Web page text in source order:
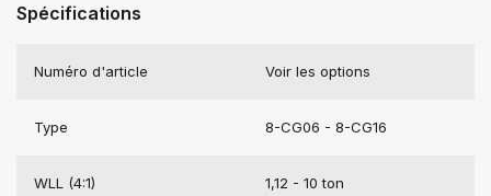
Spécifications
Numéro d'article Voir les options
Type 8-CG06 - 8-CG16
WLL (4:1) 1,12 - 10 ton